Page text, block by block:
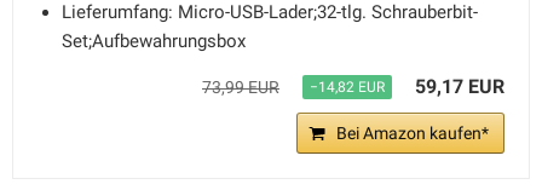
Lieferumfang: Micro-USB-Lader;32-tlg. Schrauberbit-
Set;Aufbewahrungsbox
73,99 EUR −14,82 EUR 59,17 EUR
Bei Amazon kaufen*